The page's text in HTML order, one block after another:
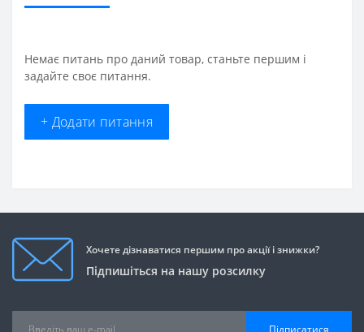
Немає питань про даний товар, станьте першим і
задайте своє питання.
+ Додати питання
Хочете дізнаватися першим про акції і знижки?
Підпишіться на нашу розсилку
Підписатися